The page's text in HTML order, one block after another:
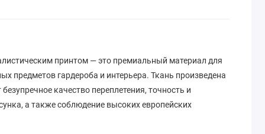
принтом — это премиальный материал для
предметов гардероба и интерьера. Ткань произведена
качество переплетения, точность и
а также соблюдение высоких европейских